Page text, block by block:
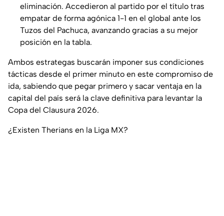
eliminación. Accedieron al partido por el título tras
empatar de forma agónica 1-1 en el global ante los
Tuzos del Pachuca, avanzando gracias a su mejor
posición en la tabla.
Ambos estrategas buscarán imponer sus condiciones
tácticas desde el primer minuto en este compromiso de
ida, sabiendo que pegar primero y sacar ventaja en la
capital del país será la clave definitiva para levantar la
Copa del Clausura 2026.
¿Existen Therians en la Liga MX?